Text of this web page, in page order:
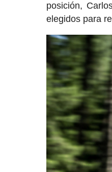
posición,
elegidos para